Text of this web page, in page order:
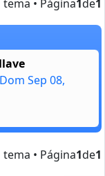
tema • Página1de1
Dom Sep 08,
tema • Página1de1